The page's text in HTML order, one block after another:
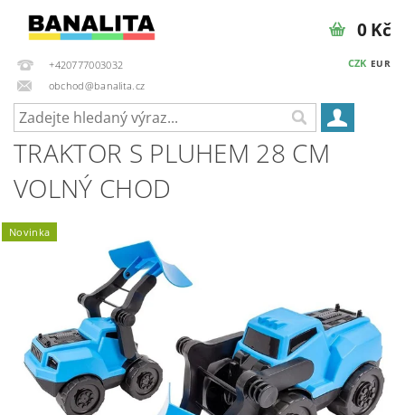
+420777003032
obchod@banalita.cz
CZK EUR
0 Kč
TRAKTOR S PLUHEM 28 CM
VOLNÝ CHOD
Novinka